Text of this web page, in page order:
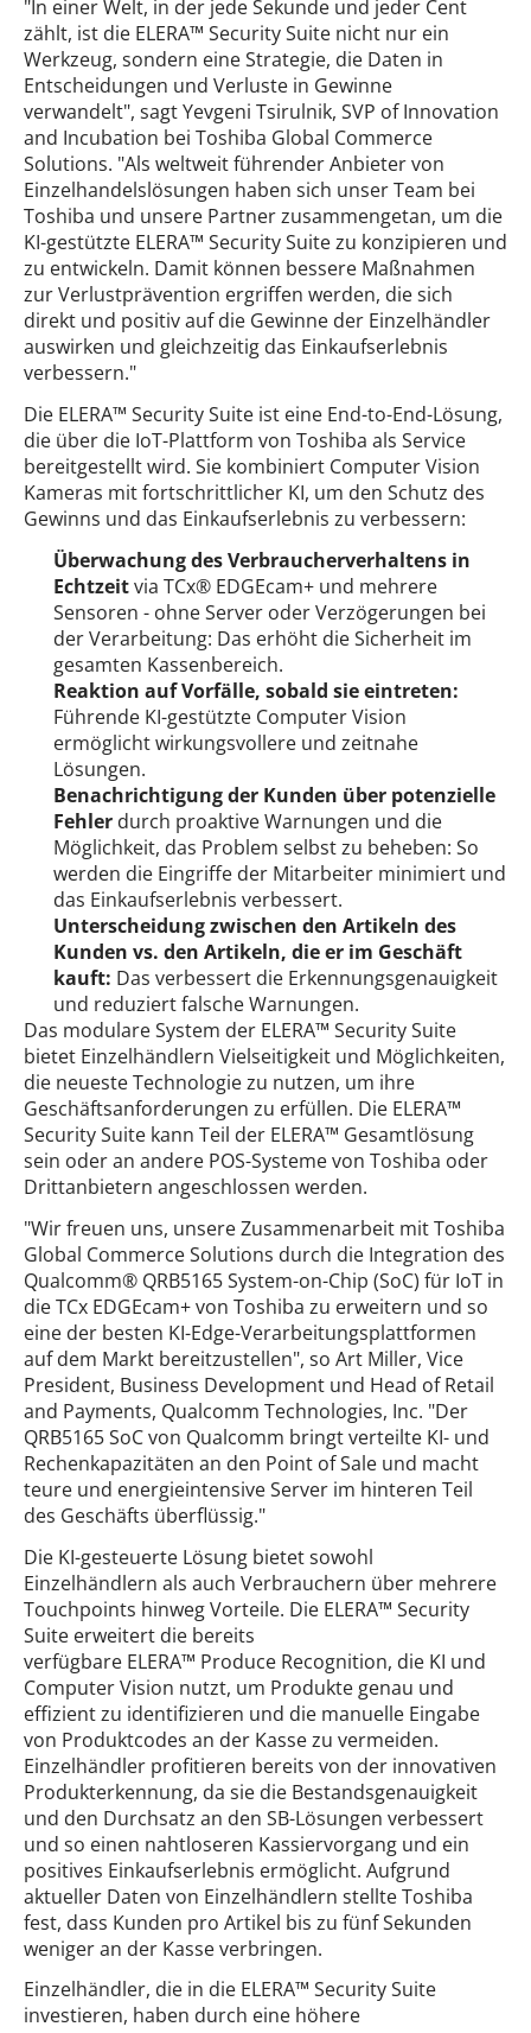
"In einer Welt, in der jede Sekunde und jeder Cent
zählt, ist die ELERA™ Security Suite nicht nur ein
Werkzeug, sondern eine Strategie, die Daten in
Entscheidungen und Verluste in Gewinne
verwandelt", sagt Yevgeni Tsirulnik, SVP of Innovation
and Incubation bei Toshiba Global Commerce
Solutions. "Als weltweit führender Anbieter von
Einzelhandelslösungen haben sich unser Team bei
Toshiba und unsere Partner zusammengetan, um die
KI-gestützte ELERA™ Security Suite zu konzipieren und
zu entwickeln. Damit können bessere Maßnahmen
zur Verlustprävention ergriffen werden, die sich
direkt und positiv auf die Gewinne der Einzelhändler
auswirken und gleichzeitig das Einkaufserlebnis
verbessern."
Die ELERA™ Security Suite ist eine End-to-End-Lösung,
die über die IoT-Plattform von Toshiba als Service
bereitgestellt wird. Sie kombiniert Computer Vision
Kameras mit fortschrittlicher KI, um den Schutz des
Gewinns und das Einkaufserlebnis zu verbessern:
Überwachung des Verbraucherverhaltens in
Echtzeitvia TCx® EDGEcam+ und mehrere
Sensoren - ohne Server oder Verzögerungen bei
der Verarbeitung: Das erhöht die Sicherheit im
gesamten Kassenbereich.
Reaktion auf Vorfälle, sobald sie eintreten:
Führende KI-gestützte Computer Vision
ermöglicht wirkungsvollere und zeitnahe
Lösungen.
Benachrichtigung der Kunden über potenzielle
Fehler durch proaktive Warnungen und die
Möglichkeit, das Problem selbst zu beheben: So
werden die Eingriffe der Mitarbeiter minimiert und
das Einkaufserlebnis verbessert.
Unterscheidung zwischen den Artikeln des
Kunden vs. den Artikeln, die er im Geschäft
kauft: Das verbessert die Erkennungsgenauigkeit
und reduziert falsche Warnungen.
Das modulare System der ELERA™ Security Suite
bietet Einzelhändlern Vielseitigkeit und Möglichkeiten,
die neueste Technologie zu nutzen, um ihre
Geschäftsanforderungen zu erfüllen. Die ELERA™
Security Suite kann Teil der ELERA™ Gesamtlösung
sein oder an andere POS-Systeme von Toshiba oder
Drittanbietern angeschlossen werden.
"Wir freuen uns, unsere Zusammenarbeit mit Toshiba
Global Commerce Solutions durch die Integration des
Qualcomm® QRB5165 System-on-Chip (SoC) für IoT in
die TCx EDGEcam+ von Toshiba zu erweitern und so
eine der besten KI-Edge-Verarbeitungsplattformen
auf dem Markt bereitzustellen", so Art Miller, Vice
President, Business Development und Head of Retail
and Payments, Qualcomm Technologies, Inc. "Der
QRB5165 SoC von Qualcomm bringt verteilte KI- und
Rechenkapazitäten an den Point of Sale und macht
teure und energieintensive Server im hinteren Teil
des Geschäfts überflüssig."
Die KI-gesteuerte Lösung bietet sowohl
Einzelhändlern als auch Verbrauchern über mehrere
Touchpoints hinweg Vorteile. Die ELERA™ Security
Suite erweitert die bereits
verfügbare ELERA™ Produce Recognition, die KI und
Computer Vision nutzt, um Produkte genau und
effizient zu identifizieren und die manuelle Eingabe
von Produktcodes an der Kasse zu vermeiden.
Einzelhändler profitieren bereits von der innovativen
Produkterkennung, da sie die Bestandsgenauigkeit
und den Durchsatz an den SB-Lösungen verbessert
und so einen nahtloseren Kassiervorgang und ein
positives Einkaufserlebnis ermöglicht. Aufgrund
aktueller Daten von Einzelhändlern stellte Toshiba
fest, dass Kunden pro Artikel bis zu fünf Sekunden
weniger an der Kasse verbringen.
Einzelhändler, die in die ELERA™ Security Suite
investieren, haben durch eine höhere